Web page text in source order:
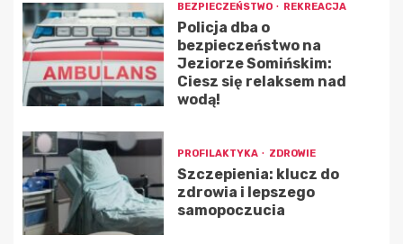
BEZPIECZEŃSTWO REKREACJA
Policja dba o
bezpieczeństwo na
Jeziorze Somińskim:
Ciesz się relaksem nad
wodą!
PROFILAKTYKA ZDROWIE
Szczepienia: klucz do
zdrowia i lepszego
samopoczucia